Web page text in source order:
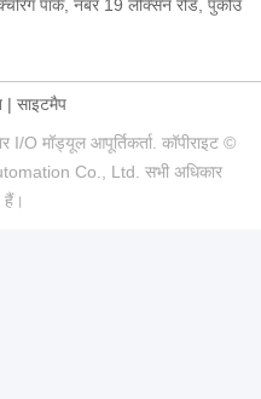
पार्क, नंबर 19 लैंक्सिन रोड, पुकोउ
| साइटमैप
I/O मॉड्यूल आपूर्तिकर्ता. कॉपीराइट ©
Co., Ltd. सभी अधिकार
हैं।